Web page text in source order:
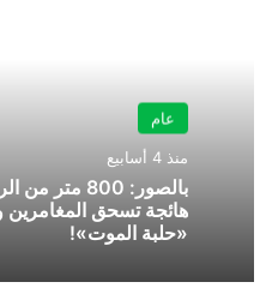
عام
منذ 4 أسابيع
بالصور: 800
هائجة تسحق
«حلبة الموت»!